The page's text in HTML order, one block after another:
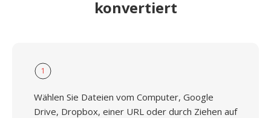
konvertiert
1
Wählen Sie Dateien vom Computer, Google
Drive, Dropbox, einer URL oder durch Ziehen auf